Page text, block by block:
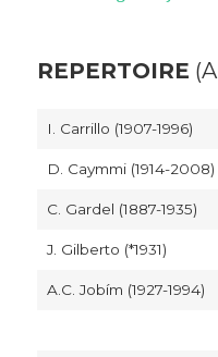
REPERTOIRE
I. Carrillo (1907-1996)
D. Caymmi (1914-2008)
C. Gardel (1887-1935)
J. Gilberto (*1931)
A.C. Jobím (1927-1994)